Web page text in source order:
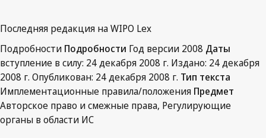
Последняя редакция на WIPO Lex
Подробности Подробности Год версии 2008 Даты
вступление в силу: 24 декабря 2008 г. Издано: 24 декабря
2008 г. Опубликован: 24 декабря 2008 г. Тип текста
Имплементационные правила/положения Предмет
Авторское право и смежные права, Регулирующие
органы в области ИС